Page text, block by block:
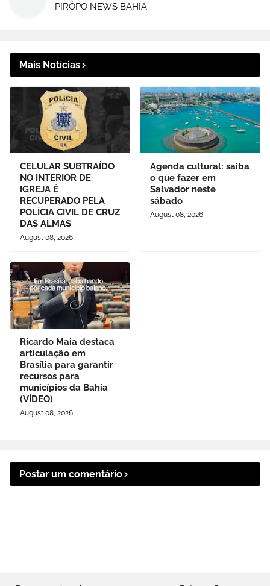
PIRÔPO NEWS BAHIA
Mais Notícias
CELULAR SUBTRAÍDO
NO INTERIOR DE
IGREJA É
RECUPERADO PELA
POLÍCIA CIVIL DE CRUZ
DAS ALMAS
August 08, 2026
Agenda cultural: saiba
o que fazer em
Salvador neste
sábado
August 08, 2026
Ricardo Maia destaca
articulação em
Brasília para garantir
recursos para
municípios da Bahia
(VÍDEO)
August 08, 2026
Postar um comentário